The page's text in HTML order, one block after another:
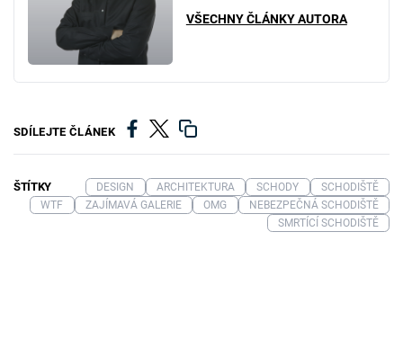
VŠECHNY ČLÁNKY AUTORA
SDÍLEJTE ČLÁNEK
ŠTÍTKY DESIGN ARCHITEKTURA SCHODY
SCHODIŠTĚ
WTF
ZAJÍMAVÁ GALERIE OMG
NEBEZPEČNÁ SCHODIŠTĚ
SMRTÍCÍ SCHODIŠTĚ